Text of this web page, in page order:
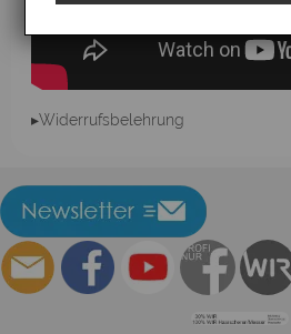
▸Widerrufsbelehrung